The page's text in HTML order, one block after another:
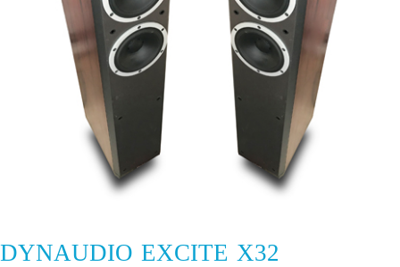
DYNAUDIO EXCITE X32